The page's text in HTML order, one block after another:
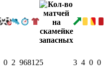
0 2 968125 3 4 0 0